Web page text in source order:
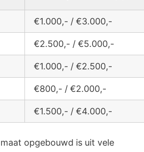
€1.000,- / €3.000,-
€2.500,- / €5.000,-
€1.000,- / €2.500,-
€800,- / €2.000,-
€1.500,- / €4.000,-
opgebouwd is uit vele